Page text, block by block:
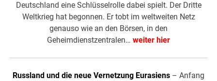
Deutschland eine Schlüsselrolle dabei spielt. Der Dritte
Weltkrieg hat begonnen. Er tobt im weltweiten Netz
genauso wie an den Börsen, in den
Geheimdienstzentralen… weiter hier
Russland und die neue Vernetzung Eurasiens – Anfang